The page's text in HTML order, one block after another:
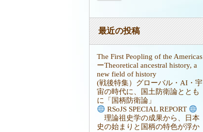
最近の投稿
The First Peopling of the Americas
ーTheoretical ancestral history, a
new field of history
(戦後特集）グローバル・AI・宇
宙の時代に、国土防衛論ととも
に「国柄防衛論」
RSoJS SPECIAL REPORT
理論祖史学の成果から、日本
史の始まりと国柄の特色が浮か